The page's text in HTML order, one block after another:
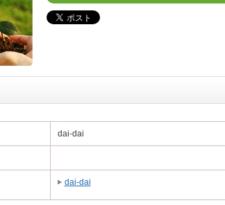
dai-dai
dai-dai